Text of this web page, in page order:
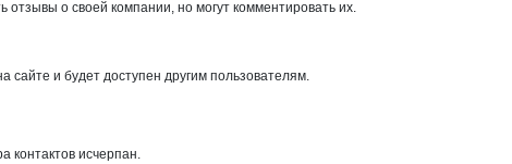
отзывы о своей компании, но могут комментировать их.
сайте и будет доступен другим пользователям.
контактов исчерпан.